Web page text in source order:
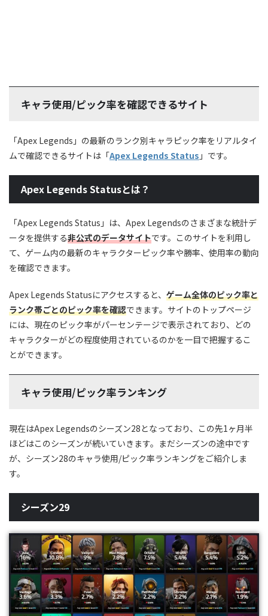
キャラ使用/ピック率を確認できるサイト
「Apex Legends」の最新のランク別キャラピック率をリアルタイ
ムで確認できるサイトは「Apex Legends Status 」です。
Apex Legends Statusとは？
「Apex Legends Status」は、Apex Legendsのさまざまな統計デ
ータを提供する非公式のデータサイトです。このサイトを利用し
て、ゲーム内の最新のキャラクターピック率や勝率、使用率の動向
を確認できます。
Apex Legends Statusにアクセスすると、 ゲーム全体のピック率と
ランク帯ごとのピック率を確認できます。サイトのトップページ
には、現在のピック率がパーセンテージで表示されており、どの
キャラクターがどの程度使用されているのかを一目で把握するこ
とができます。
キャラ使用/ピック率ランキング
現在はApex Legendsのシーズン28となっており、この先1ヶ月半
ほどはこのシーズンが続いていきます。まだシーズンの途中です
が、シーズン28のキャラ使用/ピック率ランキングをご紹介しま
す。
シーズン29